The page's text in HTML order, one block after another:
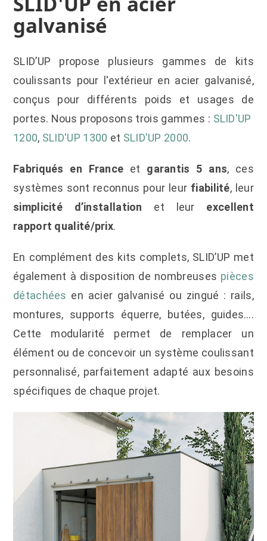
galvanisé
SLID’UP propose plusieurs gammes de kits
coulissants pour l'extérieur en acier galvanisé,
conçus pour différents poids et usages de
portes. Nous proposons trois gammes : SLID'UP
1200, SLID'UP 1300 et SLID'UP 2000.
Fabriqués en France et garantis 5 ans, ces
systèmes sont reconnus pour leur fiabilité, leur
simplicité d’installation et leur excellent
rapport qualité/prix.
En complément des kits complets, SLID’UP met
également à disposition de nombreuses pièces
détachées en acier galvanisé ou zingué : rails,
montures, supports équerre, butées, guides….
Cette modularité permet de remplacer un
élément ou de concevoir un système coulissant
personnalisé, parfaitement adapté aux besoins
spécifiques de chaque projet.